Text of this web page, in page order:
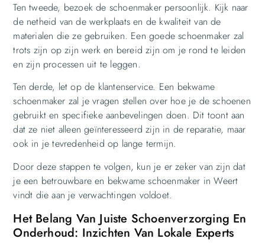
Ten tweede, bezoek de schoenmaker persoonlijk. Kijk naar
de netheid van de werkplaats en de kwaliteit van de
materialen die ze gebruiken. Een goede schoenmaker zal
trots zijn op zijn werk en bereid zijn om je rond te leiden
en zijn processen uit te leggen.
Ten derde, let op de klantenservice. Een bekwame
schoenmaker zal je vragen stellen over hoe je de schoenen
gebruikt en specifieke aanbevelingen doen. Dit toont aan
dat ze niet alleen geïnteresseerd zijn in de reparatie, maar
ook in je tevredenheid op lange termijn.
Door deze stappen te volgen, kun je er zeker van zijn dat
je een betrouwbare en bekwame schoenmaker in Weert
vindt die aan je verwachtingen voldoet.
Het Belang Van Juiste Schoenverzorging En
Onderhoud: Inzichten Van Lokale Experts